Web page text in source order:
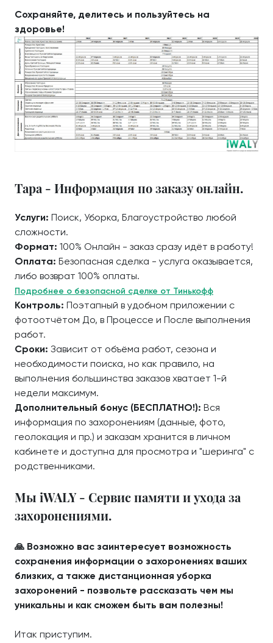
Сохраняйте, делитесь и пользуйтесь на
здоровье!
Тара - Информация по заказу онлайн.
Услуги: Поиск, Уборка, Благоустройство любой
сложности.
Формат: 100% Онлайн - заказ сразу идёт в работу!
Оплата: Безопасная сделка - услуга оказывается,
либо возврат 100% оплаты.
Подробнее о безопасной сделке от Тинькофф
Контроль: Поэтапный в удобном приложении с
фотоотчётом До, в Процессе и После выполнения
работ.
Сроки: Зависит от объёма работ, сезона и
необходимости поиска, но как правило, на
выполнения большинства заказов хватает 1-й
недели максимум.
Дополнительный бонус (БЕСПЛАТНО!): Вся
информация по захоронениям (данные, фото,
геолокация и пр.) и заказам хранится в личном
кабинете и доступна для просмотра и "шеринга" с
родственниками.
Мы iWALY - Сервис памяти и ухода за
захоронениями.
🙏 Возможно вас заинтересует возможность
сохранения информации о захоронениях ваших
близких, а также дистанционная уборка
захоронений - позвольте рассказать чем мы
уникальны и как сможем быть вам полезны!
Итак приступим.